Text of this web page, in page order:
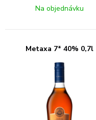
Na objednávku
Metaxa 7* 40% 0,7l